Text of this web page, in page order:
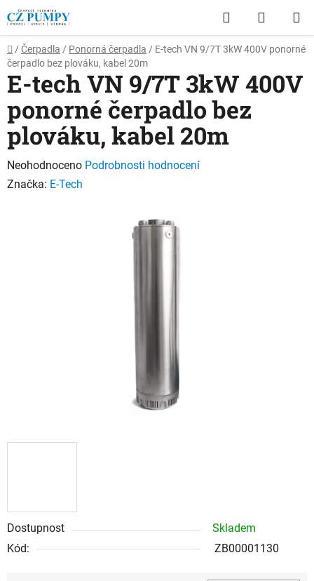
Přejít
na
obsah
Hledat
KOŠÍK
Domů
/ Čerpadla / Ponorná čerpadla / E-tech VN 9/7T 3kW 400V ponorné
čerpadlo bez plováku, kabel 20m
Dostupnost
Skladem
Kód:
ZB00001130
E-tech VN 9/7T 3kW 400V
ponorné čerpadlo bez
plováku, kabel 20m
Průměrné
hodnocení
Neohodnoceno Podrobnosti hodnocení
Značka: E-Tech